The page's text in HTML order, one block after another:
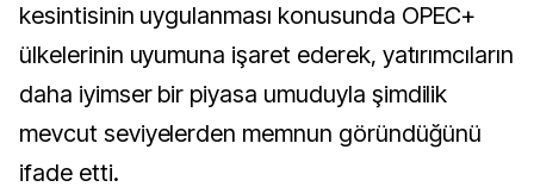
kesintisinin uygulanması konusunda OPEC+
ülkelerinin uyumuna işaret ederek, yatırımcıların
daha iyimser bir piyasa umuduyla şimdilik
mevcut seviyelerden memnun göründüğünü
ifade etti.